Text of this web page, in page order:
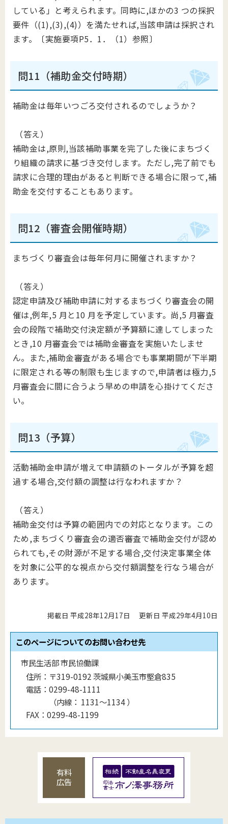
している」と考えられます。同時に,ほかの3 つの採択
要件（(1),(3),(4)）を満たせれば,当該申請は採択され
ます。〔実施要項P5．1．（1）参照〕
問11（補助金交付時期）
補助金は毎年いつごろ交付されるのでしょうか？
（答え）
補助金は,原則,当該補助事業を完了した後にまちづく
り組織の請求に基づき交付します。ただし,完了前でも
請求に合理的理由があると判断できる場合に限って,補
助金を交付することもあります。
問12（審査会開催時期）
まちづくり審査会は毎年何月に開催されますか？
（答え）
認定申請及び補助申請に対するまちづくり審査会の開
催は,例年,5 月と10 月を予定しています。尚,5 月審査
会の段階で補助交付決定額が予算額に達してしまった
とき,10 月審査会では補助金審査を実施いたしませ
ん。また,補助金審査がある場合でも事業期間が下半期
に限定される等の制限も生じますので,申請者は極力,5
月審査会に間に合うよう早めの申請を心掛けてくださ
い。
問13（予算）
活動補助金申請が増えて申請額のトータルが予算を超
過する場合,交付額の調整は行なわれますか？
（答え）
補助金交付は予算の範囲内での対応となります。この
ため,まちづくり審査会の適否審査で補助金交付が認め
られても,その財源が不足する場合,交付決定事業全体
を対象に公平的な視点から交付額調整を行なう場合が
あります。
掲載日 平成28年12月17日 更新日 平成29年4月10日
このページについてのお問い合わせ先
市民生活部 市民協働課
住所： 〒319-0192 茨城県小美玉市堅倉835
電話： 0299-48-1111
（内線 ： 1131〜1134）
FAX： 0299-48-1199
有料
広告